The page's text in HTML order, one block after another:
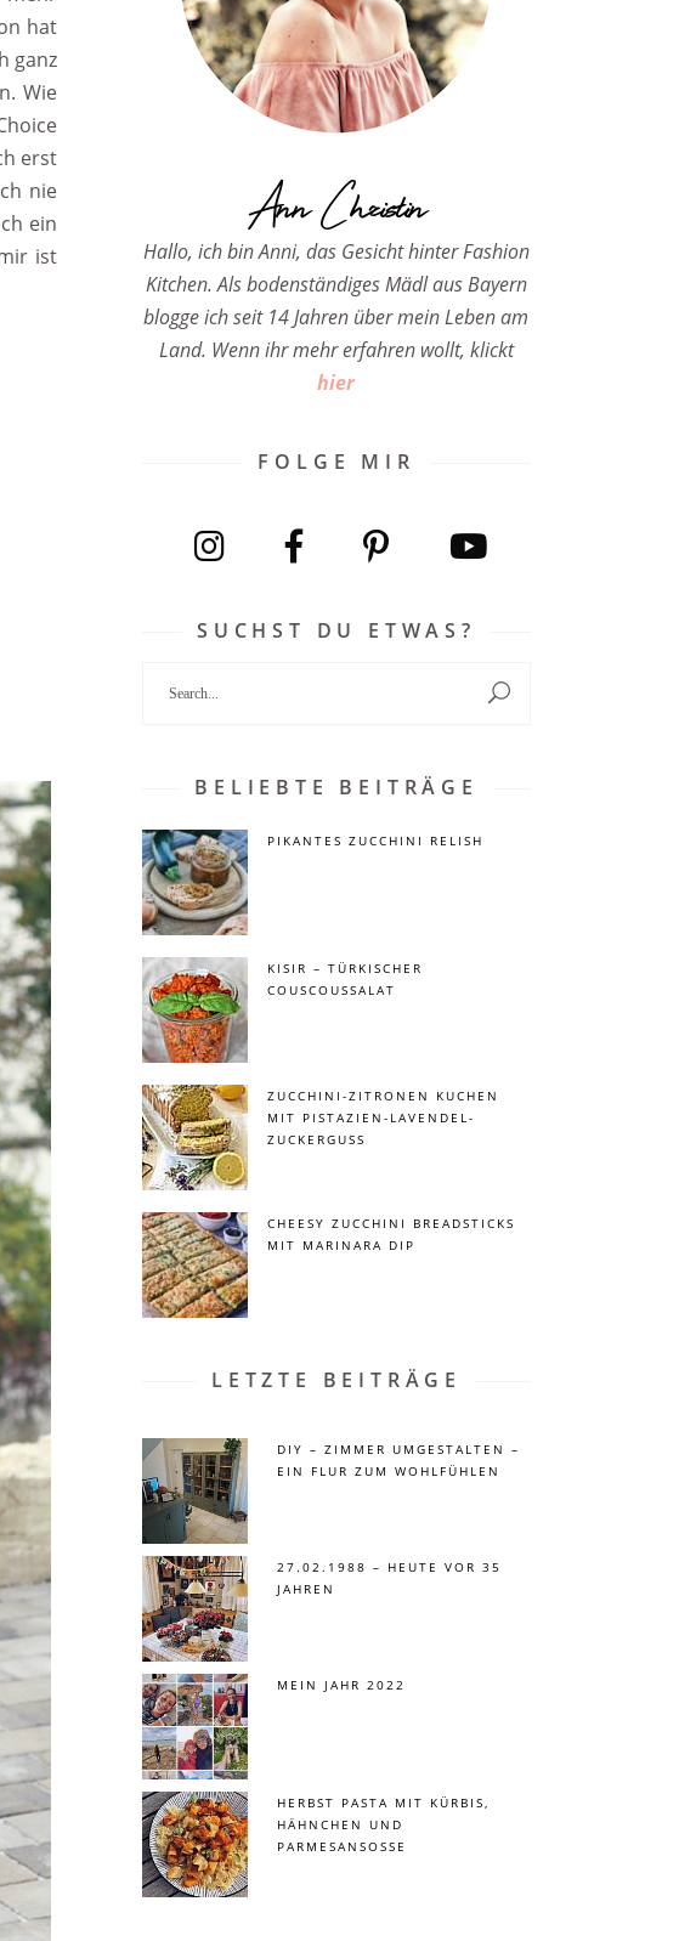
hat
ganz
Wie
erst
nie
ein
ist
Ann Christin
Hallo, ich bin Anni, das Gesicht hinter Fashion
Kitchen. Als bodenständiges Mädl aus Bayern
blogge ich seit 14 Jahren über mein Leben am
Land. Wenn ihr mehr erfahren wollt, klickt
hier
FOLGE MIR
SUCHST DU ETWAS?
BELIEBTE BEITRÄGE
PIKANTES ZUCCHINI RELISH
KISIR – TÜRKISCHER
COUSCOUSSALAT
ZUCCHINI-ZITRONEN KUCHEN
MIT PISTAZIEN-LAVENDEL-
ZUCKERGUSS
CHEESY ZUCCHINI BREADSTICKS
MIT MARINARA DIP
LETZTE BEITRÄGE
DIY – ZIMMER UMGESTALTEN –
EIN FLUR ZUM WOHLFÜHLEN
27.02.1988 – HEUTE VOR 35
JAHREN
MEIN JAHR 2022
HERBST PASTA MIT KÜRBIS,
HÄHNCHEN UND
PARMESANSOSSE